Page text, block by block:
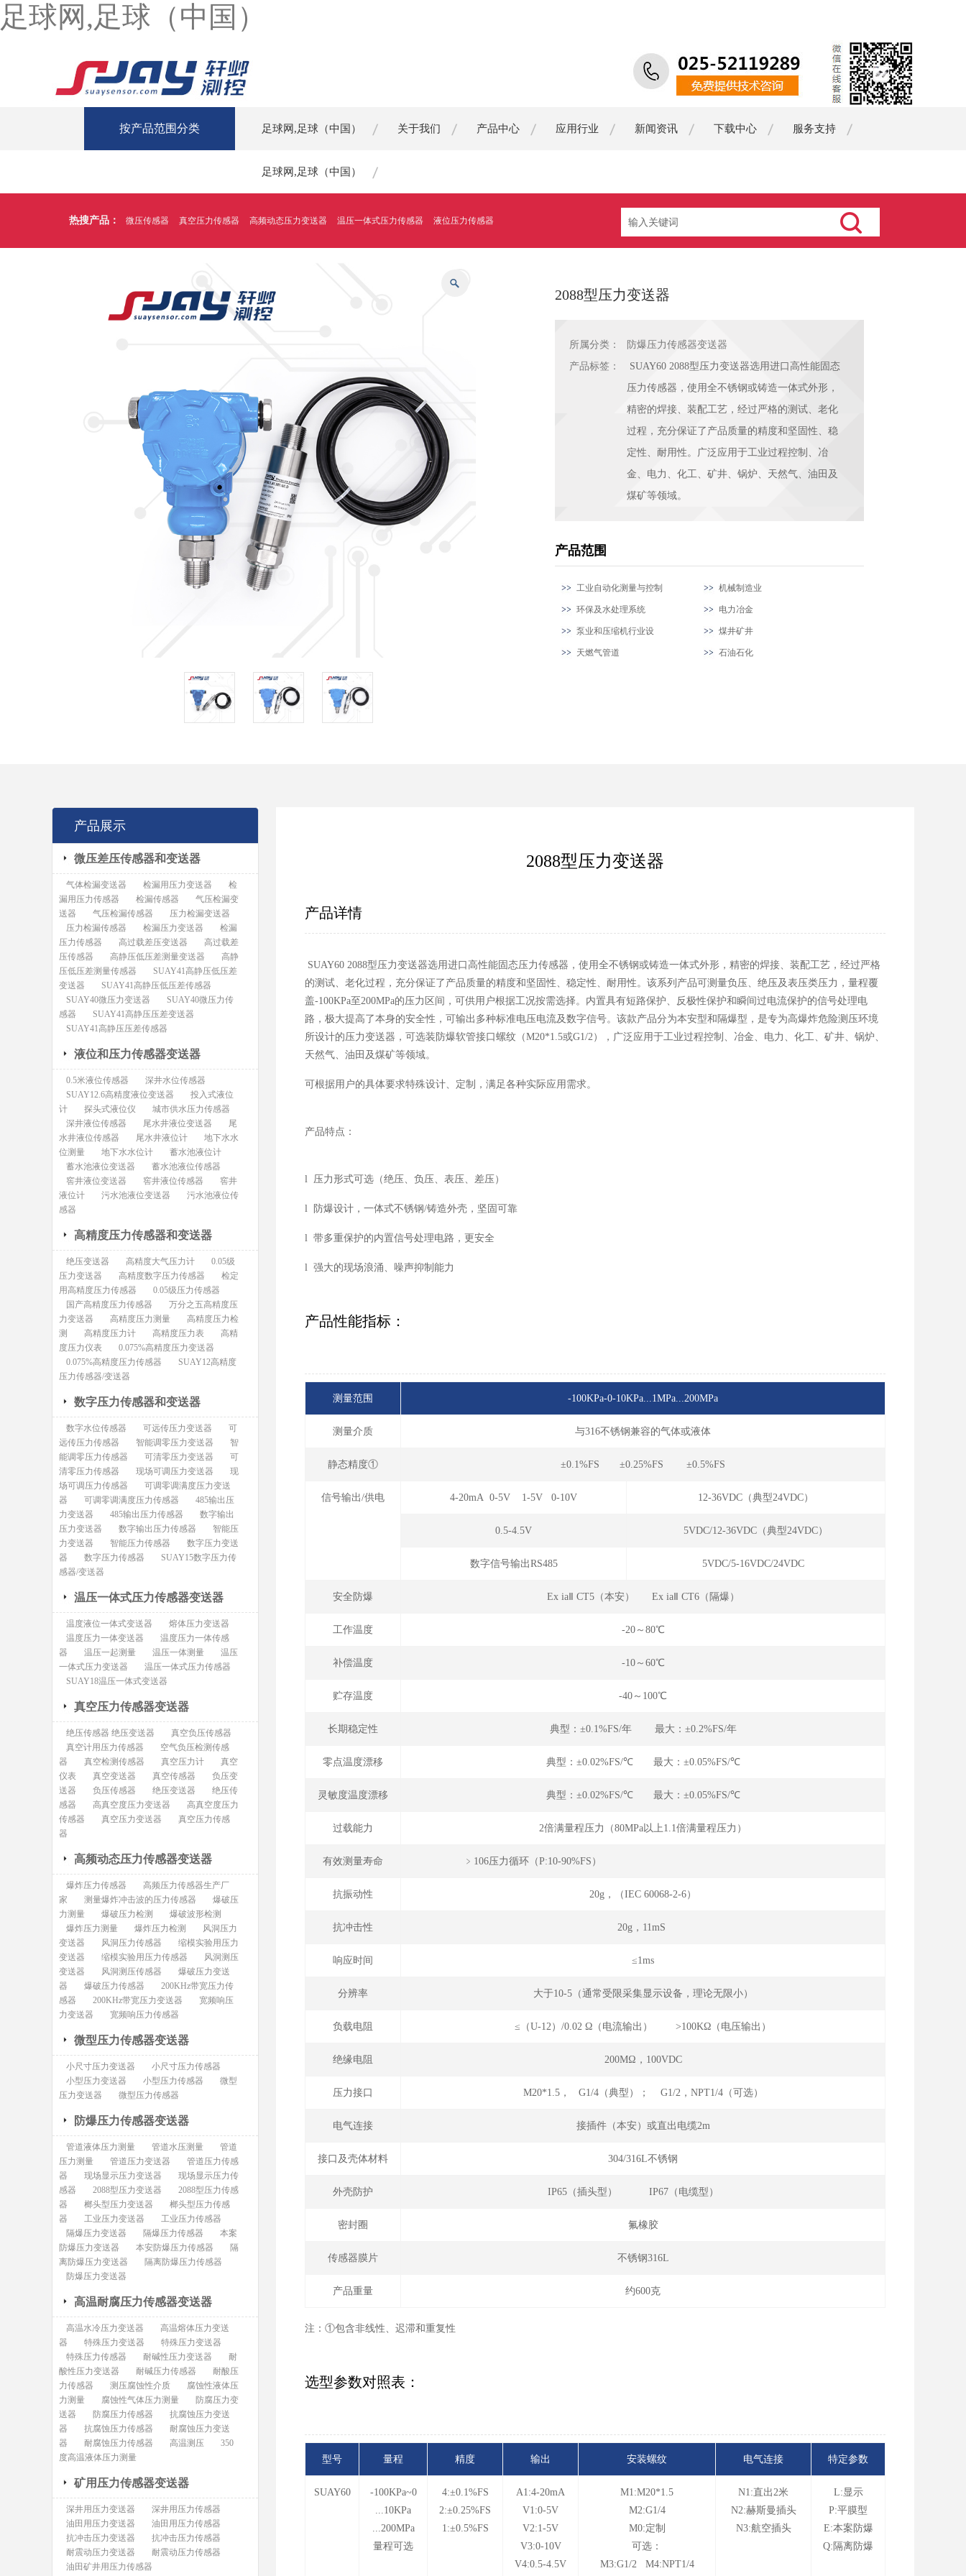
足球网,足球（中国）
按产品范围分类 足球网,足球（中国） 关于我们 产品中心 应用行业 新闻资讯 下载中心 服务支持
足球网,足球（中国）
热搜产品： 微压传感器 真空压力传感器 高频动态压力变送器 温压一体式压力传感器 液位压力传感器
2088型压力变送器
所属分类：
防爆压力传感器变送器
产品标签：
SUAY60 2088型压力变送器选用进口高性能固态
压力传感器，使用全不锈钢或铸造一体式外形，
精密的焊接、装配工艺，经过严格的测试、老化
过程，充分保证了产品质量的精度和坚固性、稳
定性、耐用性。广泛应用于工业过程控制、冶
金、电力、化工、矿井、锅炉、天然气、油田及
煤矿等领域。
产品范围
工业自动化测量与控制 机械制造业
环保及水处理系统 电力冶金
泵业和压缩机行业设 煤井矿井
天燃气管道 石油石化
2088型压力变送器
产品详情
SUAY60 2088型压力变送器选用进口高性能固态压力传感器，使用全不锈钢或铸造一体式外形，精密的焊接、装配工艺，经过严格
的测试、老化过程，充分保证了产品质量的精度和坚固性、稳定性、耐用性。该系列产品可测量负压、绝压及表压类压力，量程覆
盖-100KPa至200MPa的压力区间，可供用户根据工况按需选择。内置具有短路保护、反极性保护和瞬间过电流保护的信号处理电
路，极大提高了本身的安全性，可输出多种标准电压电流及数字信号。该款产品分为本安型和隔爆型，是专为高爆炸危险测压环境
所设计的压力变送器，可选装防爆软管接口螺纹（M20*1.5或G1/2），广泛应用于工业过程控制、冶金、电力、化工、矿井、锅炉、
天然气、油田及煤矿等领域。
可根据用户的具体要求特殊设计、定制，满足各种实际应用需求。
产品特点：
l 压力形式可选（绝压、负压、表压、差压）
l 防爆设计，一体式不锈钢/铸造外壳，坚固可靠
l 带多重保护的内置信号处理电路，更安全
l 强大的现场浪涌、噪声抑制能力
产品性能指标：
测量范围 -100KPa-0-10KPa...1MPa...200MPa
测量介质 与316不锈钢兼容的气体或液体
静态精度① ±0.1%FS ±0.25%FS ±0.5%FS
信号输出/供电 4-20mA 0-5V 1-5V 0-10V 12-36VDC（典型24VDC）
0.5-4.5V 5VDC/12-36VDC（典型24VDC）
数字信号输出RS485 5VDC/5-16VDC/24VDC
安全防爆 Ex iaⅡ CT5（本安） Ex iaⅡ CT6（隔爆）
工作温度 -20～80℃
补偿温度 -10～60℃
贮存温度 -40～100℃
长期稳定性 典型：±0.1%FS/年 最大：±0.2%FS/年
零点温度漂移 典型：±0.02%FS/℃ 最大：±0.05%FS/℃
灵敏度温度漂移 典型：±0.02%FS/℃ 最大：±0.05%FS/℃
过载能力 2倍满量程压力（80MPa以上1.1倍满量程压力）
有效测量寿命 ﹥106压力循环（P:10-90%FS）
抗振动性 20g，（IEC 60068-2-6）
抗冲击性 20g，11mS
响应时间 ≤1ms
分辨率 大于10-5（通常受限采集显示设备，理论无限小）
负载电阻 ≤（U-12）/0.02 Ω（电流输出） >100KΩ（电压输出）
绝缘电阻 200MΩ，100VDC
压力接口 M20*1.5， G1/4（典型）； G1/2，NPT1/4（可选）
电气连接 接插件（本安）或直出电缆2m
接口及壳体材料 304/316L不锈钢
外壳防护 IP65（插头型） IP67（电缆型）
密封圈 氟橡胶
传感器膜片 不锈钢316L
产品重量 约600克
注：①包含非线性、迟滞和重复性
选型参数对照表：
型号 量程 精度 输出 安装螺纹 电气连接 特定参数
SUAY60
-100KPa~0
...10KPa
...200MPa
量程可选
4:±0.1%FS
2:±0.25%FS
1:±0.5%FS
A1:4-20mA
V1:0-5V
V2:1-5V
V3:0-10V
V4:0.5-4.5V
M1:M20*1.5
M2:G1/4
M0:定制
可选：
M3:G1/2 M4:NPT1/4
N1:直出2米
N2:赫斯曼插头
N3:航空插头
L:显示
P:平膜型
E:本案防爆
Q:隔离防爆
产品展示
微压差压传感器和变送器
气体检漏变送器 检漏用压力变送器
检
漏用压力传感器
检漏传感器
气压检漏变
送器
气压检漏传感器
压力检漏变送器
压力检漏传感器
检漏压力变送器
检漏
压力传感器
高过载差压变送器
高过载差
压传感器
高静压低压差测量变送器
高静
压低压差测量传感器
SUAY41高静压低压差
变送器
SUAY41高静压低压差传感器
SUAY40微压力变送器
SUAY40微压力传
感器
SUAY41高静压压差变送器
SUAY41高静压压差传感器
液位和压力传感器变送器
0.5米液位传感器
深井水位传感器
SUAY12.6高精度液位变送器
投入式液位
计
探头式液位仪
城市供水压力传感器
深井液位传感器
尾水井液位变送器
尾
水井液位传感器
尾水井液位计
地下水水
位测量
地下水水位计
蓄水池液位计
蓄水池液位变送器
蓄水池液位传感器
窖井液位变送器
窖井液位传感器
窖井
液位计
污水池液位变送器
污水池液位传
感器
高精度压力传感器和变送器
绝压变送器 高精度大气压力计
0.05级
压力变送器
高精度数字压力传感器
检定
用高精度压力传感器
0.05级压力传感器
国产高精度压力传感器
万分之五高精度压
力变送器
高精度压力测量
高精度压力检
测
高精度压力计 高精度压力表
高精
度压力仪表
0.075%高精度压力变送器
0.075%高精度压力传感器
SUAY12高精度
压力传感器/变送器
数字压力传感器和变送器
数字水位传感器 可远传压力变送器
可
远传压力传感器
智能调零压力变送器
智
能调零压力传感器
可清零压力变送器
可
清零压力传感器
现场可调压力变送器
现
场可调压力传感器
可调零调满度压力变送
器
可调零调满度压力传感器
485输出压
力变送器
485输出压力传感器
数字输出
压力变送器
数字输出压力传感器
智能压
力变送器
智能压力传感器
数字压力变送
器
数字压力传感器
SUAY15数字压力传
感器/变送器
温压一体式压力传感器变送器
温度液位一体式变送器
熔体压力变送器
温度压力一体变送器
温度压力一体传感
器
温压一起测量 温压一体测量
温压
一体式压力变送器
温压一体式压力传感器
SUAY18温压一体式变送器
真空压力传感器变送器
绝压传感器 绝压变送器
真空负压传感器
真空计用压力传感器
空气负压检测传感
器
真空检测传感器 真空压力计
真空
仪表
真空变送器 真空传感器
负压变
送器
负压传感器 绝压变送器
绝压传
感器
高真空度压力变送器
高真空度压力
传感器
真空压力变送器
真空压力传感
器
高频动态压力传感器变送器
爆炸压力传感器
高频压力传感器生产厂
家
测量爆炸冲击波的压力传感器
爆破压
力测量
爆破压力检测
爆破波形检测
爆炸压力测量
爆炸压力检测
风洞压力
变送器
风洞压力传感器
缩模实验用压力
变送器
缩模实验用压力传感器
风洞测压
变送器
风洞测压传感器
爆破压力变送
器
爆破压力传感器
200KHz带宽压力传
感器
200KHz带宽压力变送器
宽频响压
力变送器
宽频响压力传感器
微型压力传感器变送器
小尺寸压力变送器
小尺寸压力传感器
小型压力变送器
小型压力传感器
微型
压力变送器
微型压力传感器
防爆压力传感器变送器
管道液体压力测量 管道水压测量
管道
压力测量
管道压力变送器
管道压力传感
器
现场显示压力变送器
现场显示压力传
感器
2088型压力变送器
2088型压力传感
器
榔头型压力变送器
榔头型压力传感
器
工业压力变送器
工业压力传感器
隔爆压力变送器
隔爆压力传感器
本案
防爆压力变送器
本安防爆压力传感器
隔
离防爆压力变送器
隔离防爆压力传感器
防爆压力变送器
高温耐腐压力传感器变送器
高温水冷压力变送器
高温熔体压力变送
器
特殊压力变送器
特殊压力变送器
特殊压力传感器
耐碱性压力变送器
耐
酸性压力变送器
耐碱压力传感器
耐酸压
力传感器
测压腐蚀性介质
腐蚀性液体压
力测量
腐蚀性气体压力测量
防腐压力变
送器
防腐压力传感器
抗腐蚀压力变送
器
抗腐蚀压力传感器
耐腐蚀压力变送
器
耐腐蚀压力传感器 高温测压
350
度高温液体压力测量
矿用压力传感器变送器
深井用压力变送器
深井用压力传感器
油田用压力变送器
油田用压力传感器
抗冲击压力变送器
抗冲击压力传感器
耐震动压力变送器
耐震动压力传感器
油田矿井用压力传感器